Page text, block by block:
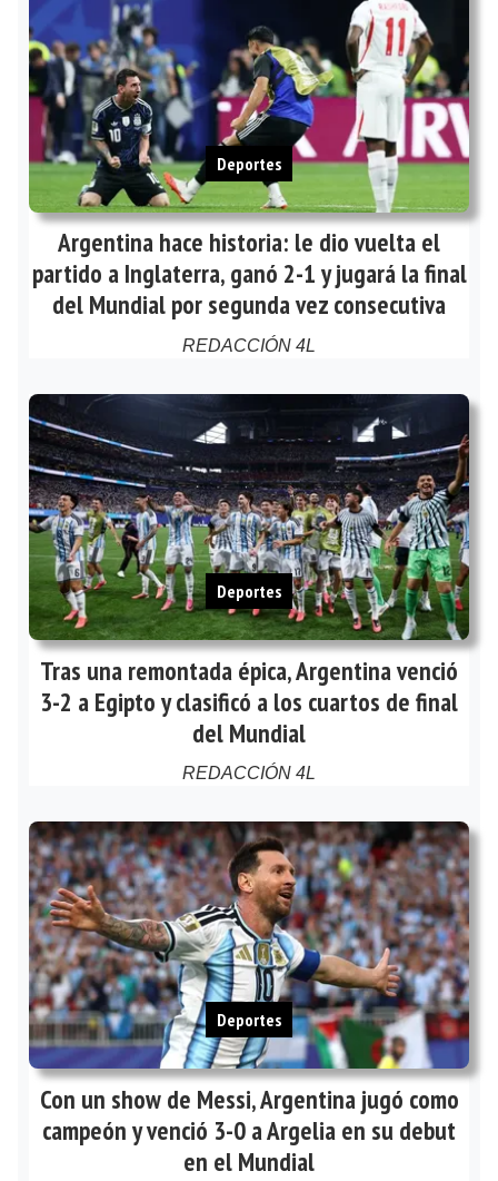
Argentina hace historia: le dio vuelta el
partido a Inglaterra, ganó 2-1 y jugará la final
del Mundial por segunda vez consecutiva
REDACCIÓN 4L
Deportes
Tras una remontada épica, Argentina venció
3-2 a Egipto y clasificó a los cuartos de final
del Mundial
REDACCIÓN 4L
Deportes
Con un show de Messi, Argentina jugó como
campeón y venció 3-0 a Argelia en su debut
en el Mundial
Deportes